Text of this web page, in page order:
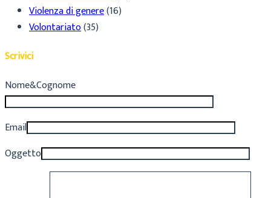
Violenza di genere(16)
Volontariato(35)
Scrivici
Nome&Cognome
Email
Oggetto